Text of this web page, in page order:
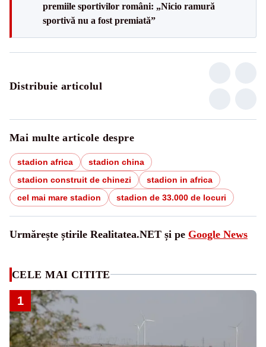
premiile sportivilor români: „Nicio ramură
sportivă nu a fost premiată”
Distribuie articolul
Mai multe articole despre
stadion africa
stadion china
stadion construit de chinezi
stadion in africa
cel mai mare stadion
stadion de 33.000 de locuri
Urmărește știrile Realitatea.NET și pe Google News
CELE MAI CITITE
1